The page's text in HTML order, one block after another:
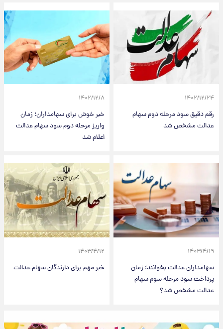
۱۴۰۲/۱۲/۲۴
رقم دقیق سود مرحله دوم سهام
عدالت مشخص شد
۱۴۰۲/۱۲/۸
خبر خوش برای سهامداران؛ زمان
واریز مرحله دوم سود سهام عدالت
اعلام شد
۱۴۰۳/۴/۱۹
سهامداران عدالت بخوانند؛ زمان
پرداخت سود مرحله سوم سهام
عدالت مشخص شد؟
۱۴۰۳/۴/۱۲
خبر مهم برای دارندگان سهام عدالت